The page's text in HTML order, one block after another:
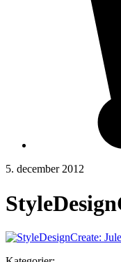
5. december 2012